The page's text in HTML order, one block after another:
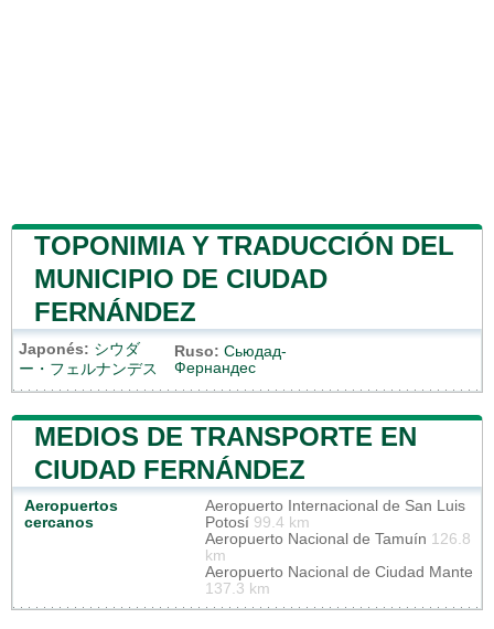
TOPONIMIA Y TRADUCCIÓN DEL
MUNICIPIO DE CIUDAD
FERNÁNDEZ
Japonés: シウダ
ー・フェルナンデス
Ruso: Сьюдад-
Фернандес
MEDIOS DE TRANSPORTE EN
CIUDAD FERNÁNDEZ
Aeropuertos
cercanos
Aeropuerto Internacional de San Luis
Potosí 99.4 km
Aeropuerto Nacional de Tamuín 126.8
km
Aeropuerto Nacional de Ciudad Mante
137.3 km